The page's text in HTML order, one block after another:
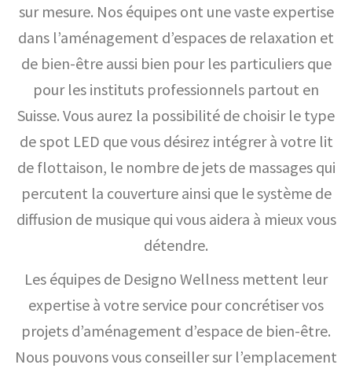
sur mesure. Nos équipes ont une vaste expertise
dans l’aménagement d’espaces de relaxation et
de bien-être aussi bien pour les particuliers que
pour les instituts professionnels partout en
Suisse. Vous aurez la possibilité de choisir le type
de spot LED que vous désirez intégrer à votre lit
de flottaison, le nombre de jets de massages qui
percutent la couverture ainsi que le système de
diffusion de musique qui vous aidera à mieux vous
détendre.
Les équipes de Designo Wellness mettent leur
expertise à votre service pour concrétiser vos
projets d’aménagement d’espace de bien-être.
Nous pouvons vous conseiller sur l’emplacement